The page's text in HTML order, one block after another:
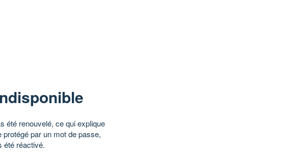
été renouvelé, ce qui explique
par un mot de passe,
été réactivé.